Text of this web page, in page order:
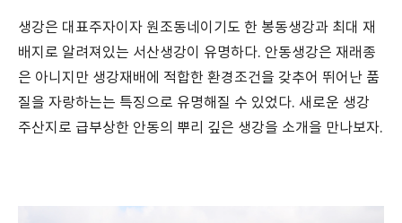
생강은 대표주자이자 원조동네이기도 한 봉동생강과 최대 재
배지로 알려져있는 서산생강이 유명하다. 안동생강은 재래종
은 아니지만 생강재배에 적합한 환경조건을 갖추어 뛰어난 품
질을 자랑하는는 특징으로 유명해질 수 있었다. 새로운 생강
주산지로 급부상한 안동의 뿌리 깊은 생강을 소개을 만나보자.